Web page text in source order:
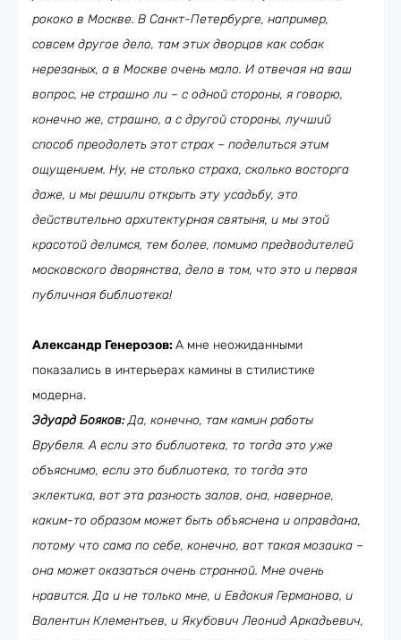
рококо в Москве. В Санкт-Петербурге, например,
совсем другое дело, там этих дворцов как собак
нерезаных, а в Москве очень мало. И отвечая на ваш
вопрос, не страшно ли – с одной стороны, я говорю,
конечно же, страшно, а с другой стороны, лучший
способ преодолеть этот страх – поделиться этим
ощущением. Ну, не столько страха, сколько восторга
даже, и мы решили открыть эту усадьбу, это
действительно архитектурная святыня, и мы этой
красотой делимся, тем более, помимо предводителей
московского дворянства, дело в том, что это и первая
публичная библиотека!
Александр Генерозов:А мне неожиданными
показались в интерьерах камины в стилистике
модерна.
Эдуард Бояков:Да, конечно, там камин работы
Врубеля. А если это библиотека, то тогда это уже
объяснимо, если это библиотека, то тогда это
эклектика, вот эта разность залов, она, наверное,
каким-то образом может быть объяснена и оправдана,
потому что сама по себе, конечно, вот такая мозаика –
она может оказаться очень странной. Мне очень
нравится. Да и не только мне, и Евдокия Германова, и
Валентин Клементьев, и Якубович Леонид Аркадьевич,